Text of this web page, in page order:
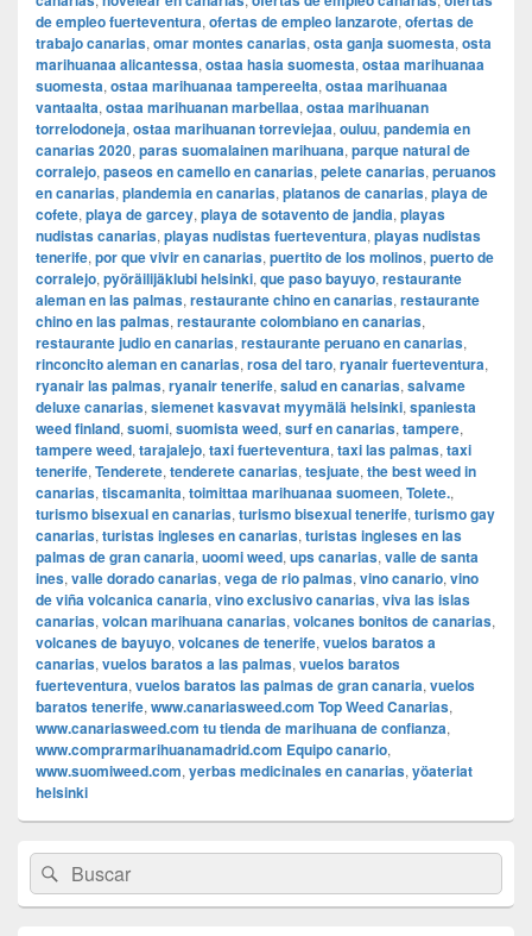
de empleo fuerteventura, ofertas de empleo lanzarote, ofertas de
trabajo canarias, omar montes canarias, osta ganja suomesta, osta
marihuanaa alicantessa, ostaa hasia suomesta, ostaa marihuanaa
suomesta, ostaa marihuanaa tampereelta, ostaa marihuanaa
vantaalta, ostaa marihuanan marbellaa, ostaa marihuanan
torrelodoneja, ostaa marihuanan torreviejaa, ouluu, pandemia en
canarias 2020, paras suomalainen marihuana, parque natural de
corralejo, paseos en camello en canarias, pelete canarias, peruanos
en canarias, plandemia en canarias, platanos de canarias, playa de
cofete, playa de garcey, playa de sotavento de jandia, playas
nudistas canarias, playas nudistas fuerteventura, playas nudistas
tenerife, por que vivir en canarias, puertito de los molinos, puerto de
corralejo, pyöräilijäklubi helsinki, que paso bayuyo, restaurante
aleman en las palmas, restaurante chino en canarias, restaurante
chino en las palmas, restaurante colombiano en canarias,
restaurante judio en canarias, restaurante peruano en canarias,
rinconcito aleman en canarias, rosa del taro, ryanair fuerteventura,
ryanair las palmas, ryanair tenerife, salud en canarias, salvame
deluxe canarias, siemenet kasvavat myymälä helsinki, spaniesta
weed finland, suomi, suomista weed, surf en canarias, tampere,
tampere weed, tarajalejo, taxi fuerteventura, taxi las palmas, taxi
tenerife, Tenderete, tenderete canarias, tesjuate, the best weed in
canarias, tiscamanita, toimittaa marihuanaa suomeen, Tolete.,
turismo bisexual en canarias, turismo bisexual tenerife, turismo gay
canarias, turistas ingleses en canarias, turistas ingleses en las
palmas de gran canaria, uoomi weed, ups canarias, valle de santa
ines, valle dorado canarias, vega de rio palmas, vino canario, vino
de viña volcanica canaria, vino exclusivo canarias, viva las islas
canarias, volcan marihuana canarias, volcanes bonitos de canarias,
volcanes de bayuyo, volcanes de tenerife, vuelos baratos a
canarias, vuelos baratos a las palmas, vuelos baratos
fuerteventura, vuelos baratos las palmas de gran canaria, vuelos
baratos tenerife, www.canariasweed.com Top Weed Canarias,
www.canariasweed.com tu tienda de marihuana de confianza,
www.comprarmarihuanamadrid.com Equipo canario,
www.suomiweed.com, yerbas medicinales en canarias, yöateriat
helsinki
área
de
widget
Buscar
por:
Buscar